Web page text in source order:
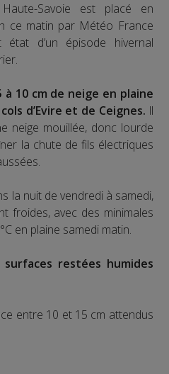
Savoie est placé en
ce matin par Météo France
d’un épisode hivernal
10 cm de neige en plaine
d’Evire et de Ceignes. ll
neige mouillée, donc lourde
la chute de fils électriques
la nuit de vendredi à samedi,
froides, avec des minimales
en plaine samedi matin.
restées humides
entre 10 et 15 cm attendus